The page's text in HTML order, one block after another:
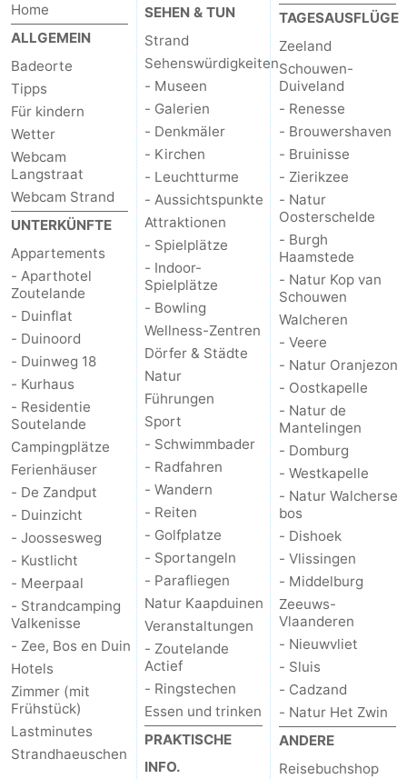
Oosterschelde
Burgh
Haamstede
-
Natur
Kop
van
Schouwen
Walcheren
-
Veere
-
Natur
-
Natur
de
Mantelingen
-
Domburg
-
Westkapelle
-
Natur
Walcherse
bos
Dishoek
-
Vlissingen
Middelburg
Zeeuws-
Vlaanderen
-
Nieuwvliet
-
Sluis
-
Cadzand
-
Natur
Wetter
Home
ALLGEMEIN
Badeorte
Tipps
Für kindern
Wetter
Webcam
Langstraat
Webcam Strand
UNTERKÜNFTE
Appartements
- Aparthotel
Zoutelande
- Duinflat
- Duinoord
- Duinweg 18
- Kurhaus
- Residentie
Soutelande
Campingplätze
Ferienhäuser
- De Zandput
- Duinzicht
- Joossesweg
- Kustlicht
- Meerpaal
- Strandcamping
Valkenisse
- Zee, Bos en Duin
Hotels
Zimmer (mit
Frühstück)
Lastminutes
Strandhaeuschen
SEHEN & TUN
Strand
Sehenswürdigkeiten
- Museen
- Galerien
- Denkmäler
- Kirchen
- Leuchtturme
- Aussichtspunkte
Attraktionen
- Spielplätze
- Indoor-
Spielplätze
- Bowling
Wellness-Zentren
Dörfer & Städte
Natur
Führungen
Sport
- Schwimmbader
- Radfahren
- Wandern
- Reiten
- Golfplatze
- Sportangeln
- Parafliegen
Natur Kaapduinen
Veranstaltungen
- Zoutelande
Actief
- Ringstechen
Essen und trinken
PRAKTISCHE
INFO.
TAGESAUSFLÜGE
Zeeland
Schouwen-
Duiveland
- Renesse
- Brouwershaven
- Bruinisse
- Zierikzee
- Natur
Oosterschelde
- Burgh
Haamstede
- Natur Kop van
Schouwen
Walcheren
- Veere
- Natur Oranjezon
- Oostkapelle
- Natur de
Mantelingen
- Domburg
- Westkapelle
- Natur Walcherse
bos
- Dishoek
- Vlissingen
- Middelburg
Zeeuws-
Vlaanderen
- Nieuwvliet
- Sluis
- Cadzand
- Natur Het Zwin
ANDERE
Reisebuchshop